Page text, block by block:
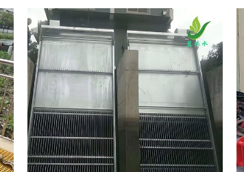
用途：泵站,污水处理,水电站,自来水厂,给排水
工程